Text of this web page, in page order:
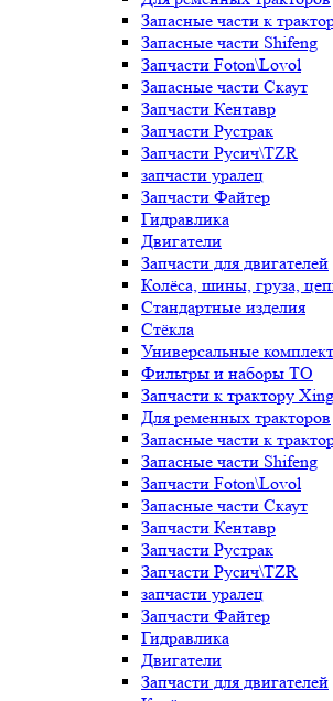
Запасные части к
Запасные части Shifeng
Запчасти Foton\Lovol
Запасные части Скаут
Запчасти Кентавр
Запчасти Рустрак
Запчасти Русич\TZR
запчасти уралец
Запчасти Файтер
Гидравлика
Двигатели
Запчасти для двигателей
Колёса, шины, груза,
Стандартные изделия
Стёкла
Универсальные
Фильтры и наборы ТО
Запчасти к трактору
Для ременных тракторов
Запасные части к
Запасные части Shifeng
Запчасти Foton\Lovol
Запасные части Скаут
Запчасти Кентавр
Запчасти Рустрак
Запчасти Русич\TZR
запчасти уралец
Запчасти Файтер
Гидравлика
Двигатели
Запчасти для двигателей